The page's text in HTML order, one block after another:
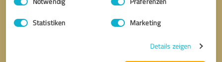
Statistiken Marketing
Details zeigen
Bitte um Rückruf